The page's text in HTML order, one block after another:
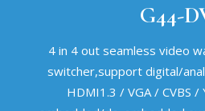
G44-
4 in 4 out seamless video
switcher,support digital/
HDMI1.3 / VGA / CVBS